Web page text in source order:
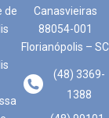
de
Canasvieiras
88054-001
Florianópolis – SC
(48) 3369-
1388